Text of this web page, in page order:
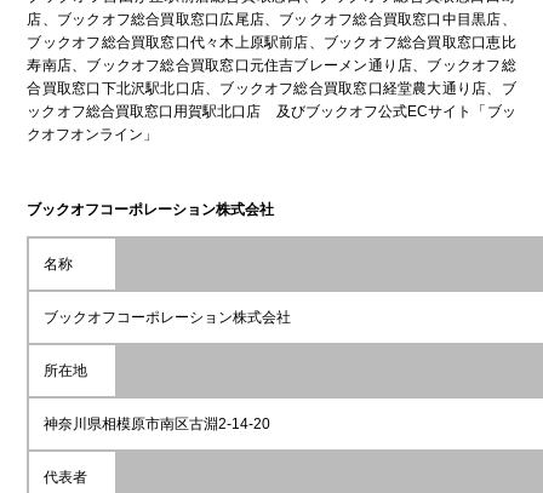
店、ブックオフ総合買取窓口広尾店、ブックオフ総合買取窓口中目黒店、
ブックオフ総合買取窓口代々木上原駅前店、ブックオフ総合買取窓口恵比
寿南店、ブックオフ総合買取窓口元住吉ブレーメン通り店、ブックオフ総
合買取窓口下北沢駅北口店、ブックオフ総合買取窓口経堂農大通り店、ブ
ックオフ総合買取窓口用賀駅北口店 及びブックオフ公式ECサイト「ブッ
クオフオンライン」
ブックオフコーポレーション株式会社
名称
ブックオフコーポレーション株式会社
所在地
神奈川県相模原市南区古淵2-14-20
代表者